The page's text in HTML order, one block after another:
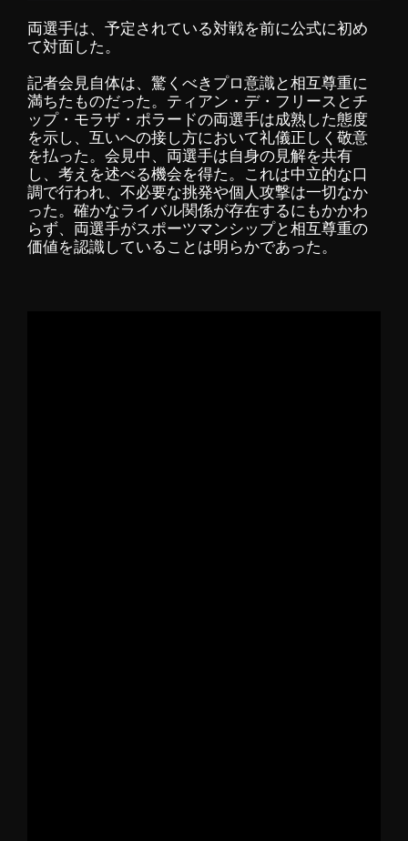
両選手は、予定されている対戦を前に公式に初め
て対面した。
記者会見自体は、驚くべきプロ意識と相互尊重に
満ちたものだった。ティアン・デ・フリースとチ
ップ・モラザ・ポラードの両選手は成熟した態度
を示し、互いへの接し方において礼儀正しく敬意
を払った。会見中、両選手は自身の見解を共有
し、考えを述べる機会を得た。これは中立的な口
調で行われ、不必要な挑発や個人攻撃は一切なか
った。確かなライバル関係が存在するにもかかわ
らず、両選手がスポーツマンシップと相互尊重の
価値を認識していることは明らかであった。